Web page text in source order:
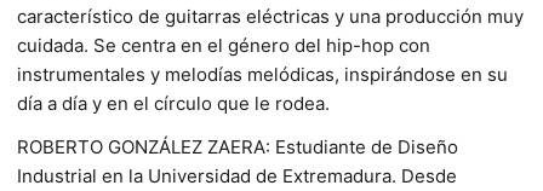
característico de guitarras eléctricas y una producción muy
cuidada. Se centra en el género del hip-hop con
instrumentales y melodías melódicas, inspirándose en su
día a día y en el círculo que le rodea.
ROBERTO GONZÁLEZ ZAERA: Estudiante de Diseño
Industrial en la Universidad de Extremadura. Desde